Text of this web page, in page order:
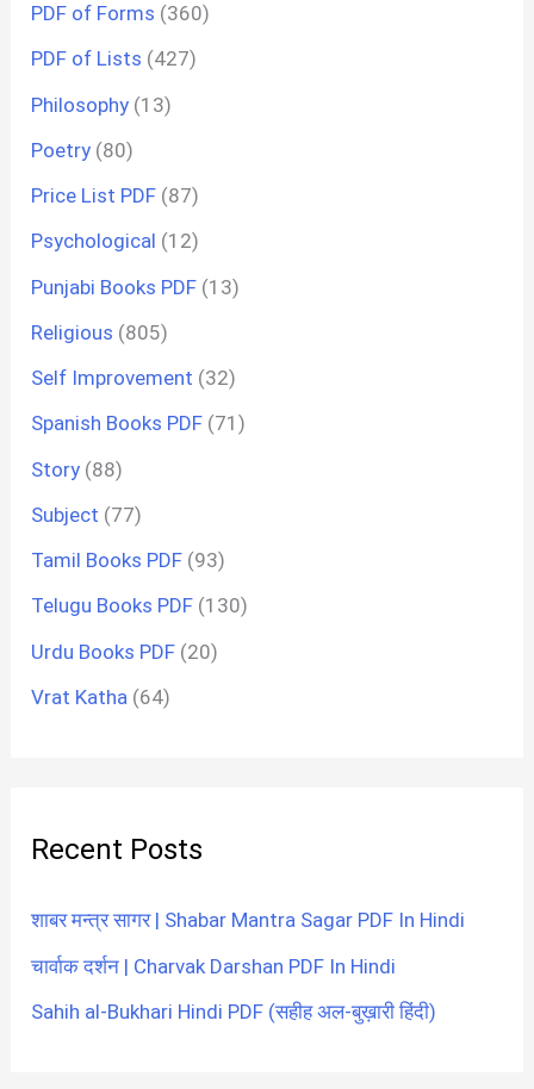
PDF of Forms (360)
PDF of Lists (427)
Philosophy (13)
Poetry (80)
Price List PDF (87)
Psychological (12)
Punjabi Books PDF (13)
Religious (805)
Self Improvement (32)
Spanish Books PDF (71)
Story (88)
Subject (77)
Tamil Books PDF (93)
Telugu Books PDF (130)
Urdu Books PDF (20)
Vrat Katha (64)
Recent Posts
शाबर मन्त्र सागर | Shabar Mantra Sagar PDF In Hindi
चार्वाक दर्शन | Charvak Darshan PDF In Hindi
Sahih al-Bukhari Hindi PDF (सहीह अल-बुख़ारी हिंदी)